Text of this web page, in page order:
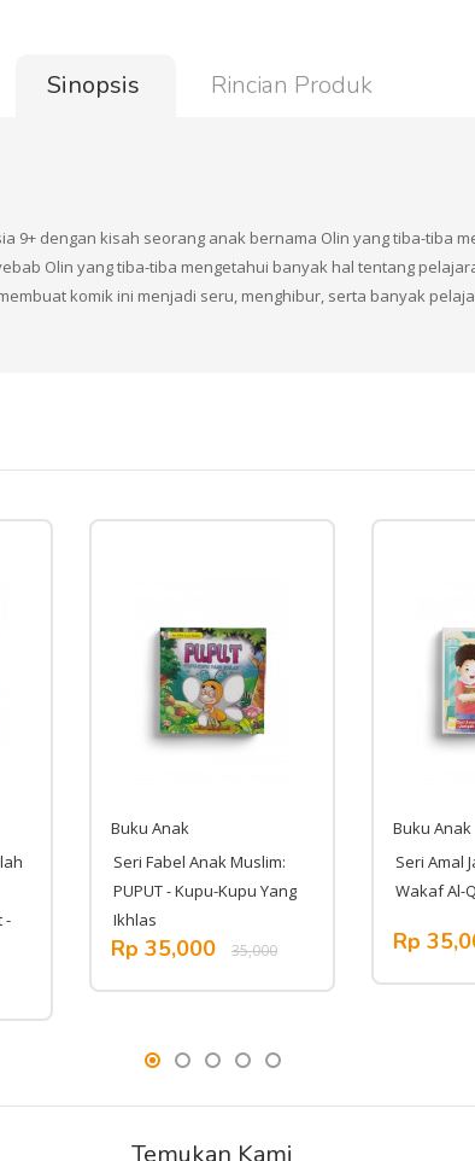
Sinopsis Rincian Produk
9+ dengan kisah seorang anak bernama Olin yang tiba-tiba
Olin yang tiba-tiba mengetahui banyak hal tentang
komik ini menjadi seru, menghibur, serta banyak
-
Buku Anak
Seri Fabel Anak Muslim:
PUPUT - Kupu-Kupu Yang
Ikhlas
Rp 35,000 35,000
Buku Anak
Seri Amal
Wakaf Al-
Rp
Temukan Kami